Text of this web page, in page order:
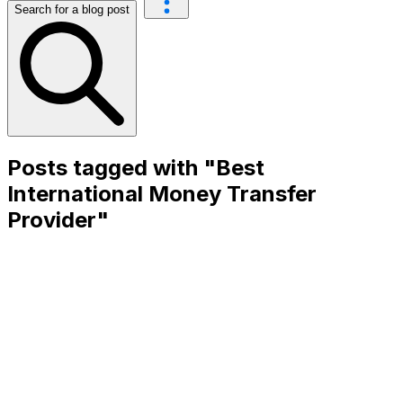
Search for a blog post
Posts tagged with "Best
International Money Transfer
Provider"